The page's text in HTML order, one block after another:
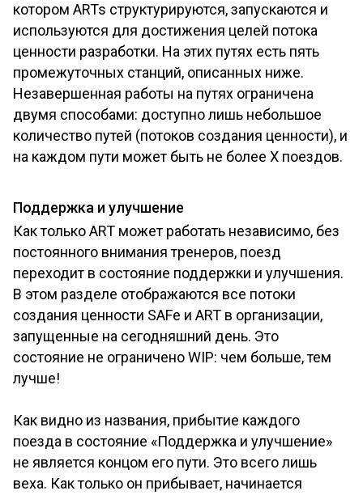
котором ARTs структурируются, запускаются и
используются для достижения целей потока
ценности разработки. На этих путях есть пять
промежуточных станций, описанных ниже.
Незавершенная работы на путях ограничена
двумя способами: доступно лишь небольшое
количество путей (потоков создания ценности), и
на каждом пути может быть не более X поездов.
Поддержка и улучшение
Как только ART может работать независимо, без
постоянного внимания тренеров, поезд
переходит в состояние поддержки и улучшения.
В этом разделе отображаются все потоки
создания ценности SAFe и ART в организации,
запущенные на сегодняшний день. Это
состояние не ограничено WIP: чем больше, тем
лучше!
Как видно из названия, прибытие каждого
поезда в состояние «Поддержка и улучшение»
не является концом его пути. Это всего лишь
веха. Как только он прибывает, начинается